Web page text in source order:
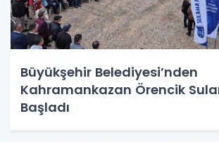
Büyükşehir Belediyesi’nden
Kahramankazan Örencik
Başladı